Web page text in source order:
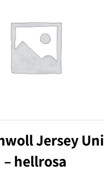
Jersey Uni
– hellrosa